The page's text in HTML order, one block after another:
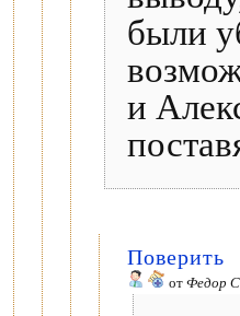
были
и
Поверить
от Федор